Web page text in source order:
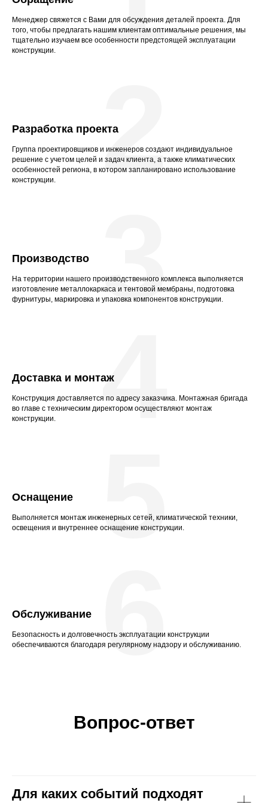
Менеджер свяжется с Вами для обсуждения деталей проекта. Для
того, чтобы предлагать нашим клиентам оптимальные решения, мы
тщательно изучаем все особенности предстоящей эксплуатации
конструкции.
Разработка проекта
Группа проектировщиков и инженеров создают индивидуальное
решение с учетом целей и задач клиента, а также климатических
особенностей региона, в котором запланировано использование
конструкции.
2
Производство
На территории нашего производственного комплекса выполняется
изготовление металлокаркаса и тентовой мембраны, подготовка
фурнитуры, маркировка и упаковка компонентов конструкции.
3
Доставка и монтаж
Конструкция доставляется по адресу заказчика. Монтажная бригада
во главе с техническим директором осуществляют монтаж
конструкции.
4
Оснащение
Выполняется монтаж инженерных сетей, климатической техники,
освещения и внутреннее оснащение конструкции.
5
Обслуживание
Безопасность и долговечность эксплуатации конструкции
обеспечиваются благодаря регулярному надзору и обслуживанию.
6
Вопрос-ответ
Для каких событий подходят